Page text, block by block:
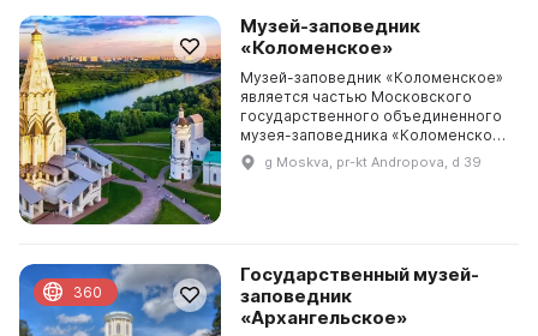
Музей-заповедник
«Коломенское»
Музей-заповедник «Коломенское»
является частью Московского
государственного объединенного
музея-заповедника «Коломенское
— Измайлово — Люблино». История
древнего подмосковного села
g Moskva, pr-kt Andropova, d 39
Государственный музей-
заповедник
«Архангельское»
360